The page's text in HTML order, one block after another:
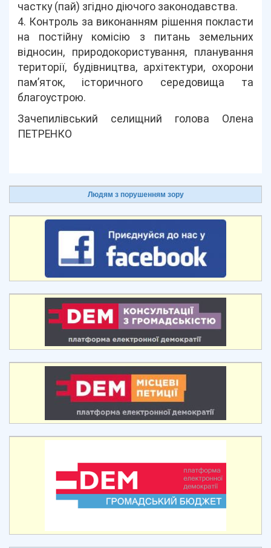
частку (пай) згідно діючого законодавства.
4. Контроль за виконанням рішення покласти
на постійну комісію з питань земельних
відносин, природокористування, планування
території, будівництва, архітектури, охорони
пам’яток, історичного середовища та
благоустрою.
Зачепилівський селищний голова Олена
ПЕТРЕНКО
Людям з порушенням зору